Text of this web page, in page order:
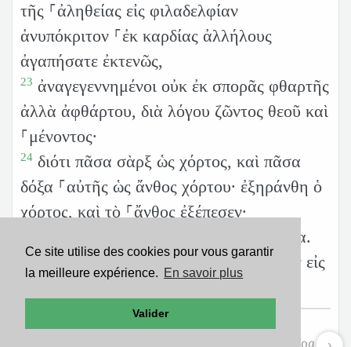
Ce site utilise des cookies pour vous garantir
la meilleure expérience. En savoir plus
Valider
τῆς ⸀ἀληθείας εἰς φιλαδελφίαν
ἀνυπόκριτον ⸀ἐκ καρδίας ἀλλήλους
ἀγαπήσατε ἐκτενῶς,
23 ἀναγεγεννημένοι οὐκ ἐκ σπορᾶς φθαρτῆς
ἀλλὰ ἀφθάρτου, διὰ λόγου ζῶντος θεοῦ καὶ
⸀μένοντος·
24 διότι πᾶσα σὰρξ ὡς χόρτος, καὶ πᾶσα
δόξα ⸀αὐτῆς ὡς ἄνθος χόρτου· ἐξηράνθη ὁ
χόρτος, καὶ τὸ ⸀ἄνθος ἐξέπεσεν·
τὸ δὲ ῥῆμα κυρίου μένει εἰς τὸν αἰῶνα.
τοῦτο δέ ἐστιν τὸ ῥῆμα τὸ εὐαγγελισθὲν εἰς
© 2010 by the Society of Biblical Literature and Logos